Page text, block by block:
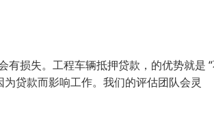
损失。工程车辆抵押贷款，的优势就是
贷款而影响工作。我们的评估团队会灵